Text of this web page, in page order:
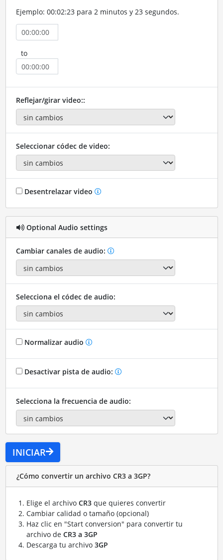
Ejemplo: 00:02:23 para 2 minutos y 23 segundos.
to
Reflejar/girar video::
Seleccionar códec de video:
Desentrelazar video
Optional Audio settings
Cambiar canales de audio:
Selecciona el códec de audio:
Normalizar audio
Desactivar pista de audio:
Selecciona la frecuencia de audio:
INICIAR
¿Cómo convertir un archivo CR3 a 3GP?
Elige el archivo CR3que quieres convertir
Cambiar calidad o tamaño (opcional)
Haz clic en "Start conversion" para convertir tu
archivo de CR3 a 3GP
Descarga tu archivo 3GP